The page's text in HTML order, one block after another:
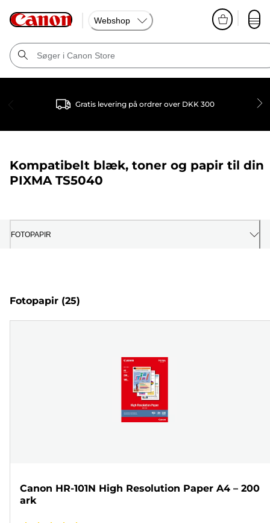
Webshop
Gratis levering på ordrer over DKK 300
Kompatibelt blæk, toner og papir til din
PIXMA TS5040
FOTOPAPIR
Fotopapir (25)
Canon HR-101N High Resolution Paper A4 – 200
ark